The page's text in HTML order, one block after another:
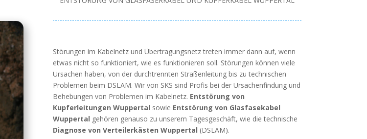
Störungen im Kabelnetz und Übertragungsnetz treten immer dann auf, wenn
etwas nicht so funktioniert, wie es funktionieren soll. Störungen können viele
Ursachen haben, von der durchtrennten Straßenleitung bis zu technischen
Problemen beim DSLAM. Wir von SKS sind Profis bei der Ursachenfindung und
Behebungen von Problemen im Kabelnetz. Entstörung von
Kupferleitungen Wuppertal sowie Entstörung von Glasfasekabel
Wuppertal gehören genauso zu unserem Tagesgeschäft, wie die technische
Diagnose von Verteilerkästen Wuppertal (DSLAM).